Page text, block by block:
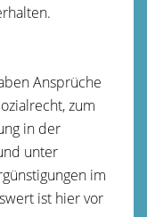
Ansprüche
zum
in der
unter
im
ist hier vor